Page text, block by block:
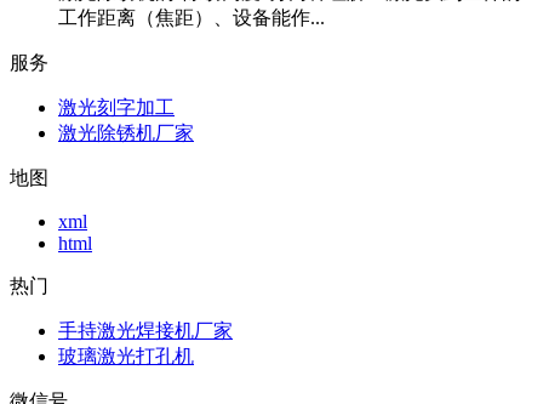
工作距离（焦距）、设备能作...
服务
激光刻字加工
激光除锈机厂家
地图
xml
html
热门
手持激光焊接机厂家
玻璃激光打孔机